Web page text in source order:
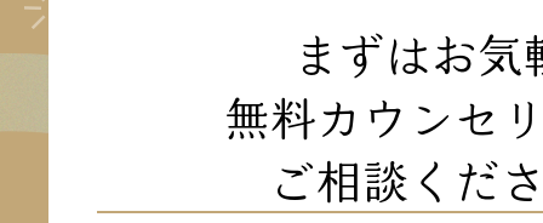
まずはお気
無料カウンセ
ご相談くだ